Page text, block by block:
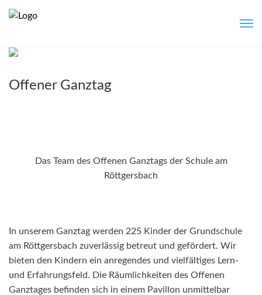
Offener Ganztag
Das Team des Offenen Ganztags der Schule am
Röttgersbach
In unserem Ganztag werden 225 Kinder der Grundschule
am Röttgersbach zuverlässig betreut und gefördert. Wir
bieten den Kindern ein anregendes und vielfältiges Lern-
und Erfahrungsfeld. Die Räumlichkeiten des Offenen
Ganztages befinden sich in einem Pavillon unmittelbar